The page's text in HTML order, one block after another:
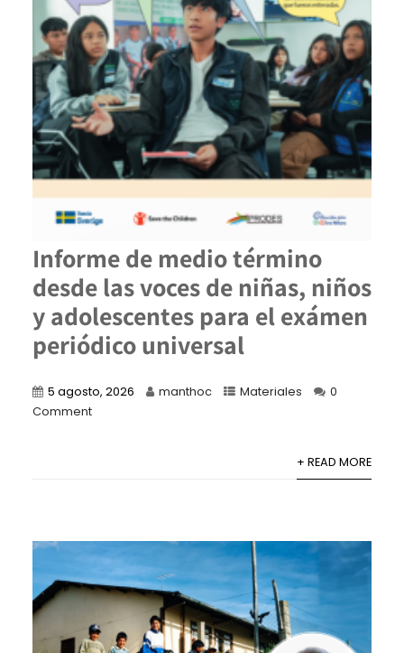
Informe de medio término
desde las voces de niñas, niños
y adolescentes para el exámen
periódico universal
5 agosto, 2026 manthoc Materiales
0
Comment
+ READ MORE